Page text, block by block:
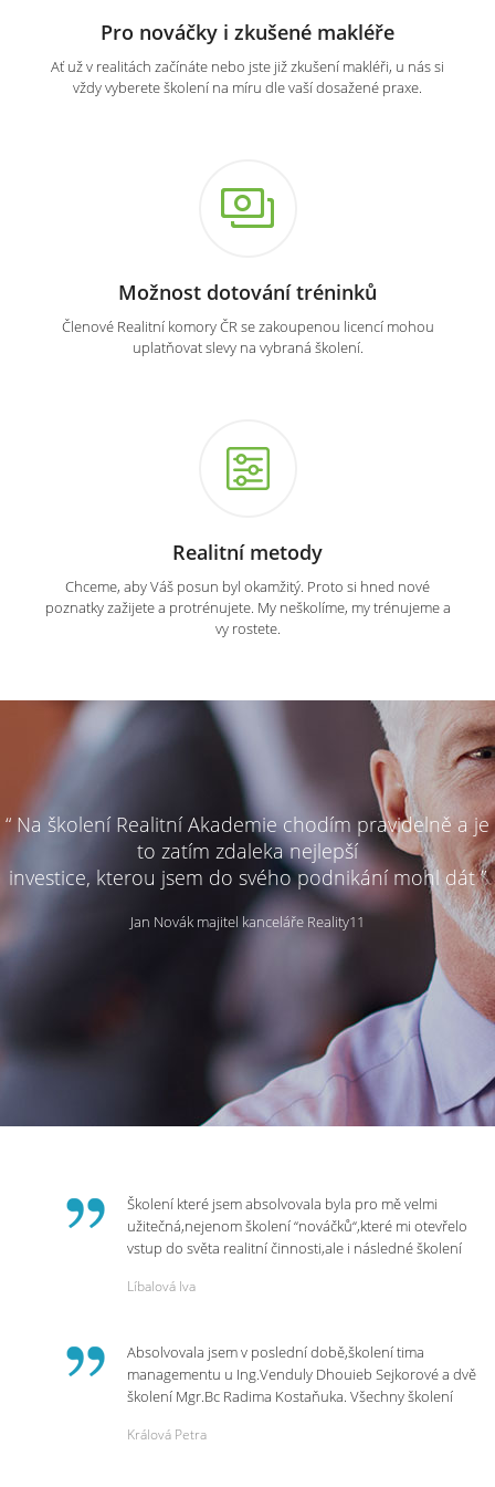
Pro nováčky i zkušené makléře
Ať už v realitách začínáte nebo jste již zkušení makléři, u nás si
vždy vyberete školení na míru dle vaší dosažené praxe.
Možnost dotování tréninků
Členové Realitní komory ČR se zakoupenou licencí mohou
uplatňovat slevy na vybraná školení.
Realitní metody
Chceme, aby Váš posun byl okamžitý. Proto si hned nové
poznatky zažijete a protrénujete. My neškolíme, my trénujeme a
vy rostete.
“ Na školení Realitní Akademie chodím pravidelně a je
to zatím zdaleka nejlepší
investice, kterou jsem do svého podnikání mohl dát ”
Jan Novák majitel kanceláře Reality11
Školení které jsem absolvovala byla pro mě velmi
užitečná,nejenom školení “nováčků“,které mi otevřelo
vstup do světa realitní činnosti,ale i následné školení
p.Vendulce která s nesmírnou lidskostí,přesto
potřebná školení,která Realitní Akademie umožňuje.
Líbalová Iva
Absolvovala jsem v poslední době,školení tima
managementu u Ing.Venduly Dhouieb Sejkorové a dvě
školení Mgr.Bc Radima Kostaňuka. Všechny školení
práci a na život.
Králová Petra